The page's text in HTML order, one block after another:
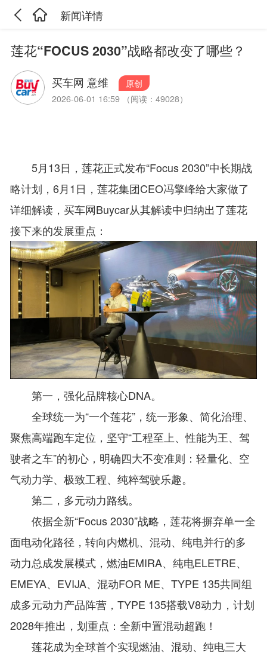
新闻详情
莲花“FOCUS 2030”战略都改变了哪些？
买车网 意维
原创
2026-06-01 16:59 （阅读：49028）
5月13日，莲花正式发布“Focus 2030”中长期战
略计划，6月1日，莲花集团CEO冯擎峰给大家做了
详细解读，买车网Buycar从其解读中归纳出了莲花
接下来的发展重点：
第一，强化品牌核心DNA。
全球统一为“一个莲花”，统一形象、简化治理、
聚焦高端跑车定位，坚守“工程至上、性能为王、驾
驶者之车”的初心，明确四大不变准则：轻量化、空
气动力学、极致工程、纯粹驾驶乐趣。
第二，多元动力路线。
依据全新“Focus 2030”战略，莲花将摒弃单一全
面电动化路径，转向内燃机、混动、纯电并行的多
动力总成发展模式，燃油EMIRA、纯电ELETRE、
EMEYA、EVIJA、混动FOR ME、TYPE 135共同组
成多元动力产品阵营，TYPE 135搭载V8动力，计划
2028年推出，划重点：全新中置混动超跑！
莲花成为全球首个实现燃油、混动、纯电三大